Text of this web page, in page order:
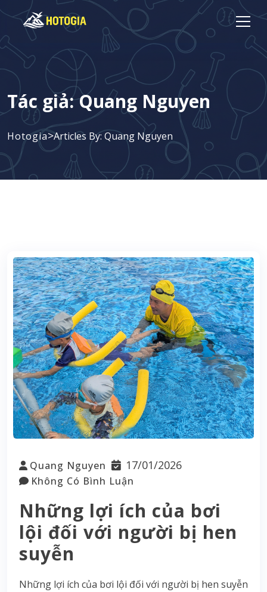
Tác giả:Quang Nguyen
Hotogia>Articles By: Quang Nguyen
Quang Nguyen 17/01/2026
Không Có Bình Luận
Những lợi ích của bơi
lội đối với người bị hen
suyễn
Những lợi ích của bơi lội đối với người bị hen suyễn